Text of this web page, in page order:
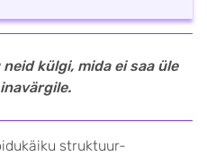
külgi, mida ei saa üle
struktuur-